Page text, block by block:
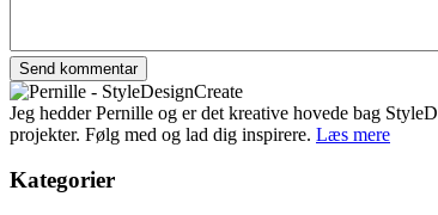
Jeg hedder Pernille og er det kreative hovede bag
projekter. Følg med og lad dig inspirere. Læs mere
Kategorier